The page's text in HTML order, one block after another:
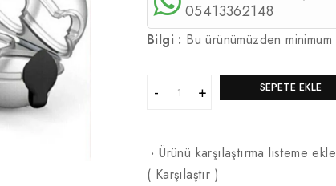
05413362148
Bilgi : Bu ürünümüzden minimum
SEPETE EKLE
·Ürünü karşılaştırma listeme ekle
( Karşılaştır )